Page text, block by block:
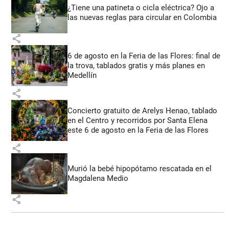
¿Tiene una patineta o cicla eléctrica? Ojo a
las nuevas reglas para circular en Colombia
share
6 de agosto en la Feria de las Flores: final de
la trova, tablados gratis y más planes en
Medellín
share
Concierto gratuito de Arelys Henao, tablado
en el Centro y recorridos por Santa Elena
este 6 de agosto en la Feria de las Flores
share
Murió la bebé hipopótamo rescatada en el
Magdalena Medio
share